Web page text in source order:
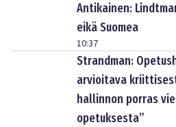
Antikainen:
eikä Suomea
10:37
Strandman:
arvioitava
hallinnon porras
opetuksesta”